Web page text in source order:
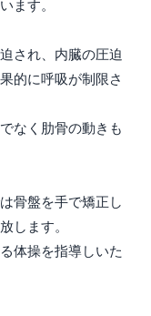
ます。
され、内臓の圧迫
的に呼吸が制限さ
なく肋骨の動きも
骨盤を手で矯正し
します。
体操を指導しいた